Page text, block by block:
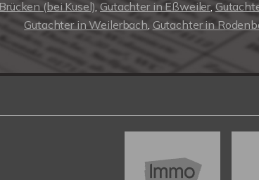
(bei Kusel),Gutachter in Eßweiler,
Gutachter in Weilerbach, Gutachter in